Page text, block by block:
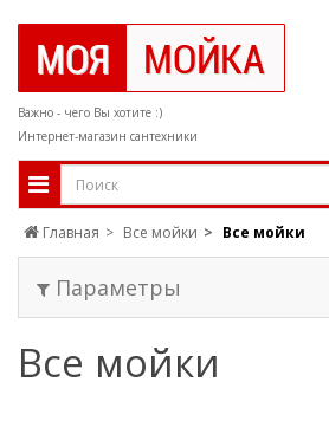
Важно - чего Вы хотите :)
Интернет-магазин сантехники
Главная Все мойки Все мойки
Параметры
Все мойки